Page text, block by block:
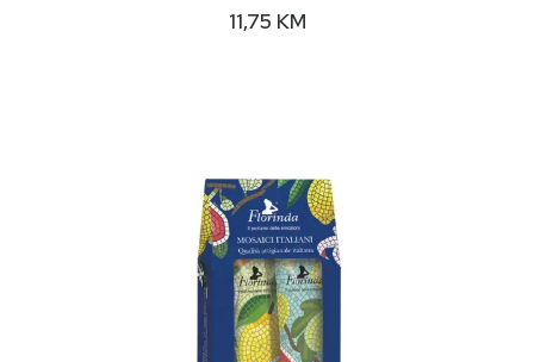
11,75 KM